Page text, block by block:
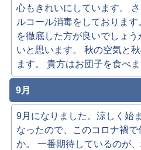
心もきれいにしています。
ルコール消毒をしておりま
を徹底した方が良いでしょ
いと思います。 秋の空気と
ます。 貴方はお団子を食べ
9月
9月になりました。涼しく始
なったので、このコロナ禍
か。 一番期待しているのが